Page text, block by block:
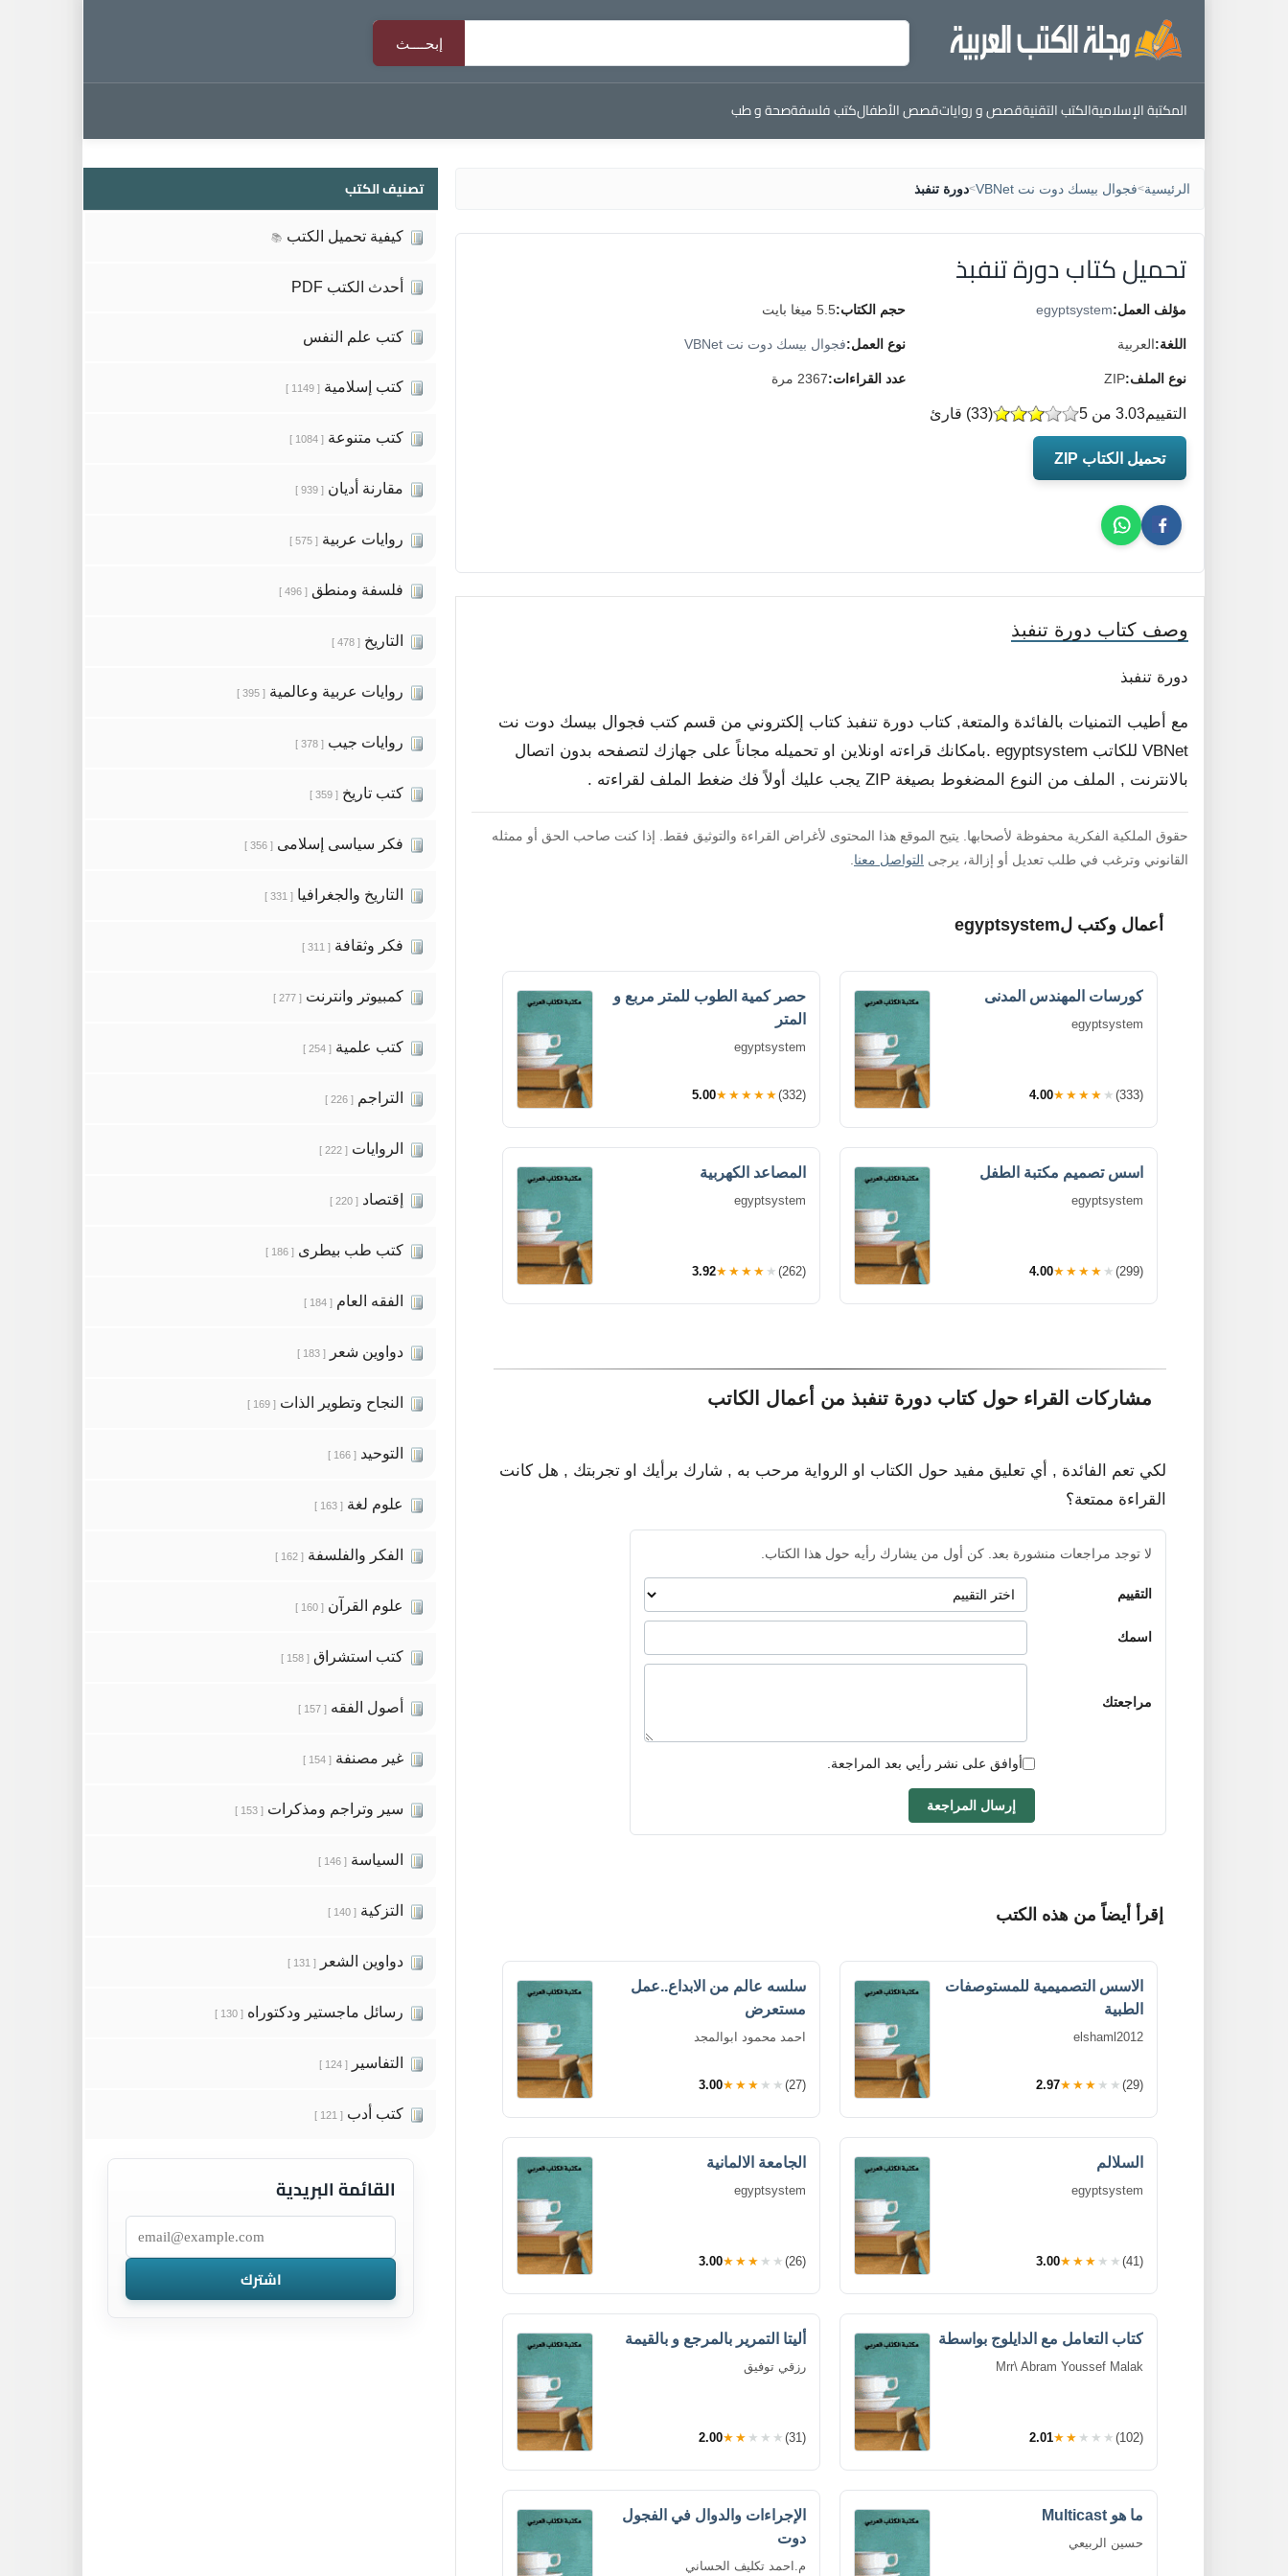
المكتبة الإسلاميةالكتب التقنيةقصص و رواياتقصص الأطفالكتب فلسفةصحة و طب
الرئيسية>فجوال بيسك دوت نت VBNet >دورة تنفبذ
تحميل كتاب دورة تنفبذ
مؤلف العمل:egyptsystem حجم الكتاب:5.5 ميغا بايت
اللغة:العربية نوع العمل:فجوال بيسك دوت نت VBNet
نوع الملف:ZIP عدد القراءات:2367 مرة
التقييم (
33) قارئ 3.03 من 5
تحميل الكتاب ZIP
وصف كتاب دورة تنفبذ
دورة تنفبذ
مع أطيب التمنيات بالفائدة والمتعة, كتاب دورة تنفبذ كتاب إلكتروني من قسم كتب فجوال بيسك دوت نت
VBNet للكاتب egyptsystem .بامكانك قراءته اونلاين او تحميله مجاناً على جهازك لتصفحه بدون اتصال
بالانترنت , الملف من النوع المضغوط بصيغة ZIP يجب عليك أولاً فك ضغط الملف لقراءته .
حقوق الملكية الفكرية محفوظة لأصحابها. يتيح الموقع هذا المحتوى لأغراض القراءة والتوثيق فقط. إذا كنت صاحب الحق أو ممثله
القانوني وترغب في طلب تعديل أو إزالة، يرجى التواصل معنا
أعمال وكتب لegyptsystem
كورسات المهندس المدنى
egyptsystem
4.00★★★★★ (333)
حصر كمية الطوب للمتر مربع و
المتر
egyptsystem
5.00★★★★★(332)
اسس تصميم مكتبة الطفل
egyptsystem
4.00★★★★★ (299)
المصاعد الكهربية
egyptsystem
3.92★★★★★ (262)
مشاركات القراء حول كتاب دورة تنفبذ من أعمال الكاتب
لكي تعم الفائدة , أي تعليق مفيد حول الكتاب او الرواية مرحب به , شارك برأيك او تجربتك , هل كانت
القراءة ممتعة؟
لا توجد مراجعات منشورة بعد. كن أول من يشارك رأيه حول هذا الكتاب.
التقييم
اسمك
مراجعتك
أوافق على نشر رأيي بعد المراجعة.
إرسال المراجعة
إقرأ أيضاً من هذه الكتب
الاسس التصميمية للمستوصفات
الطبية
elshaml2012
2.97★★★★★ (29)
سلسه عالم من الابداع..عمل
مستعرض
احمد محمود ابوالمجد
3.00★★★★★ (27)
السلالم
egyptsystem
3.00★★★★★ (41)
الجامعة الالمانية
egyptsystem
3.00★★★★★ (26)
كتاب التعامل مع الدايلوج بواسطة
Mrr\ Abram Youssef Malak
2.01★★★★★ (102)
أليتا التمرير بالمرجع و بالقيمة
رزقي توفيق
2.00★★★★★ (31)
ما هو Multicast
حسين الربيعي
الإجراءات والدوال في الفجول
دوت
م.احمد تكليف الحساني
تصنيف الكتب
كيفية تحميل الكتب 📚
أحدث الكتب PDF
كتب علم النفس
كتب إسلامية [ 1149 ]
كتب متنوعة [ 1084 ]
مقارنة أديان [ 939 ]
روايات عربية [ 575 ]
فلسفة ومنطق [ 496 ]
التاريخ [ 478 ]
روايات عربية وعالمية [ 395 ]
روايات جيب [ 378 ]
كتب تاريخ [ 359 ]
فكر سياسى إسلامى [ 356 ]
التاريخ والجغرافيا [ 331 ]
فكر وثقافة [ 311 ]
كمبيوتر وانترنت [ 277 ]
كتب علمية [ 254 ]
التراجم [ 226 ]
الروايات [ 222 ]
إقتصاد [ 220 ]
كتب طب بيطرى [ 186 ]
الفقه العام [ 184 ]
دواوين شعر [ 183 ]
النجاح وتطوير الذات [ 169 ]
التوحيد [ 166 ]
علوم لغة [ 163 ]
الفكر والفلسفة [ 162 ]
علوم القرآن [ 160 ]
كتب استشراق [ 158 ]
أصول الفقه [ 157 ]
غير مصنفة [ 154 ]
سير وتراجم ومذكرات [ 153 ]
السياسة [ 146 ]
التزكية [ 140 ]
دواوين الشعر [ 131 ]
رسائل ماجستير ودكتوراه [ 130 ]
التفاسير [ 124 ]
كتب أدب [ 121 ]
القائمة البريدية